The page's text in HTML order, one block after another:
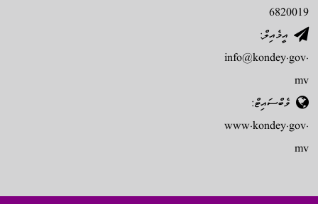
6820019
އީމެއިލް:
info@kondey.gov.
mv
ވެބްސައިޓް:
www.kondey.gov.
mv